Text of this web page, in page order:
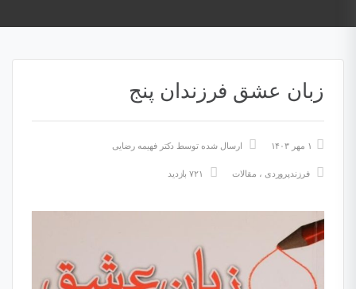
زبان عشق فرزندان پنج
۱ مهر ۱۴۰۳ ارسال شده توسط دکتر فهیمه رضایی
فرزندپروردی ، مقالات